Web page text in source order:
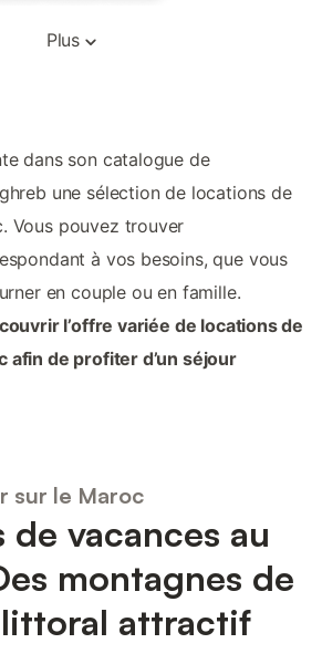
Plus
dans son catalogue de
une sélection de locations de
Vous pouvez trouver
à vos besoins, que vous
en couple ou en famille.
l’offre variée de locations de
afin de profiter d’un séjour
sur le Maroc
de vacances au
montagnes de
littoral attractif